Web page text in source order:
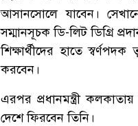
আসানসোলে যাবেন।
সম্মানসূচক ডি-লিট ডিগ্রি
শিক্ষার্থীদের হাতে স্বর্ণপদক
করবেন।
এরপর প্রধানমন্ত্রী
দেশে ফিরবেন তিনি।